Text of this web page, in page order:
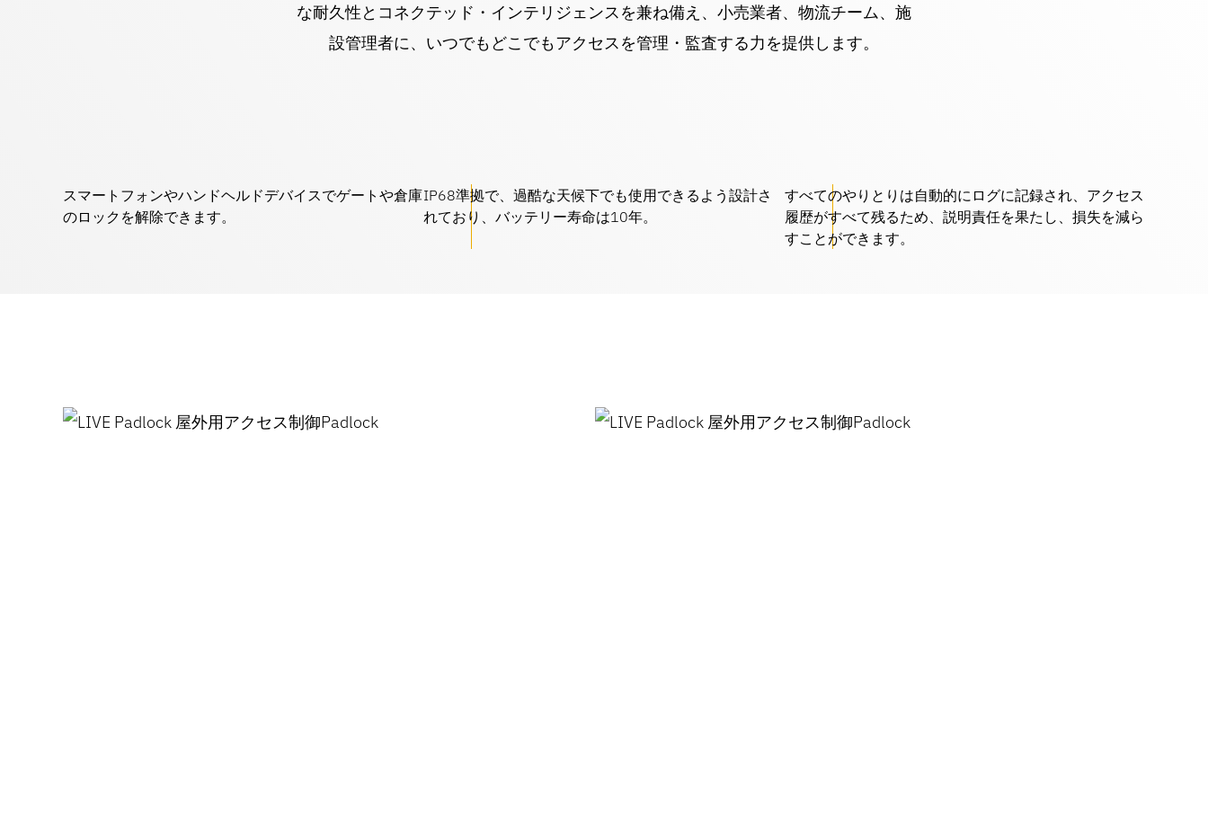
な耐久性とコネクテッド・インテリジェンスを兼ね備え、小売業者、物流チーム、施
設管理者に、いつでもどこでもアクセスを管理・監査する力を提供します。
スマートフォンやハンドヘルドデバイスでゲートや倉庫
のロックを解除できます。
IP68準拠で、過酷な天候下でも使用できるよう設計さ
れており、バッテリー寿命は10年。
すべてのやりとりは自動的にログに記録され、アクセス
履歴がすべて残るため、説明責任を果たし、損失を減ら
すことができます。